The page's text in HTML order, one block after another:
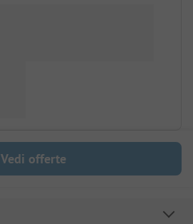
Vedi offerte